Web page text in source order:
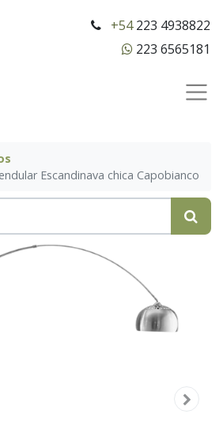
+54223 4938822
223 6565181
Escandinava chica Capobianco